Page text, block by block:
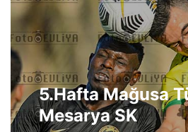
5.Hafta Mağusa
Mesarya SK